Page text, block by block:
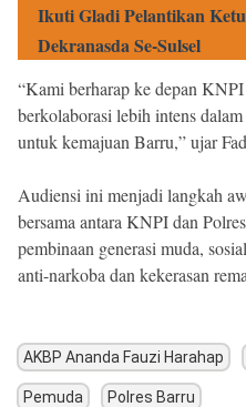
Ikuti Gladi Pelantikan
Dekranasda Se-Sulsel
“Kami berharap ke depan
berkolaborasi lebih intens
untuk kemajuan Barru,” ujar
Audiensi ini menjadi langkah
bersama antara KNPI dan
pembinaan generasi muda,
anti-narkoba dan kekerasan
AKBP Ananda Fauzi Harahap
Pemuda Polres Barru